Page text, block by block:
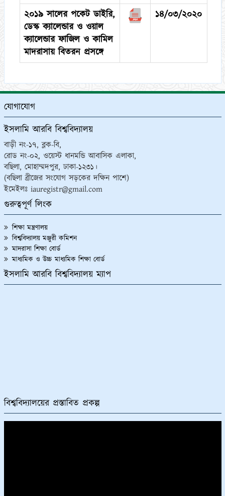
২০১৯ সালের পকেট ডাইরি,
ডেস্ক ক্যালেন্ডার ও ওয়াল
ক্যালেন্ডার ফাজিল ও কামিল
মাদরাসায় বিতরন প্রসঙ্গে
১৪/০৩/২০২০
যোগাযোগ
ইসলামি আরবি বিশ্ববিদ্যালয়
বাড়ী নং-১৭, ব্লক-বি,
রোড নং-০২, ওয়েস্ট ধানমন্ডি আবাসিক এলাকা,
বছিলা, মোহাম্মদপুর, ঢাকা-১২৩১।
(বছিলা ব্রীজের সংযোগ সড়কের দক্ষিন পাশে)
ইমেইলঃ iauregistr@gmail.com
গুরুত্বপূর্ণ লিংক
শিক্ষা মন্ত্রণালয়
বিশ্ববিদ্যালয় মঞ্জুরী কমিশন
মাদরাসা শিক্ষা বোর্ড
মাধ্যমিক ও উচ্চ মাধ্যমিক শিক্ষা বোর্ড
ইসলামি আরবি বিশ্ববিদ্যালয় ম্যাপ
বিশ্ববিদ্যালয়ের প্রস্তাবিত প্রকল্প